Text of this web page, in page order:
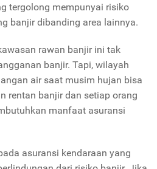
tergolong mempunyai risiko
banjir dibanding area lainnya.
rawan banjir ini tak
banjir. Tapi, wilayah
air saat musim hujan bisa
rentan banjir dan setiap orang
manfaat asuransi
asuransi kendaraan yang